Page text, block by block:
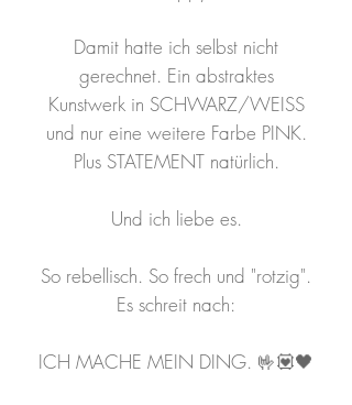
Damit hatte ich selbst nicht
gerechnet. Ein abstraktes
Kunstwerk in SCHWARZ/WEISS
und nur eine weitere Farbe PINK.
Plus STATEMENT natürlich.
Und ich liebe es.
So rebellisch. So frech und "rotzig".
Es schreit nach:
ICH MACHE MEIN DING. 🤟💟🖤